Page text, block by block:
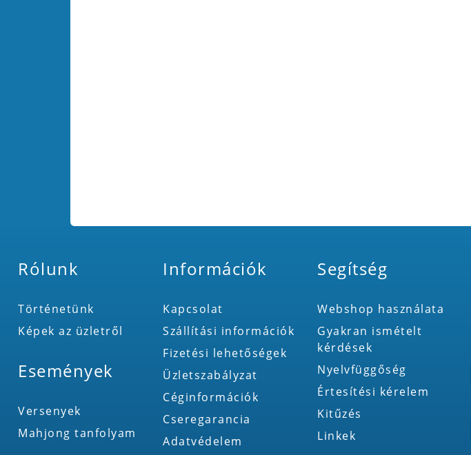
Rólunk
Történetünk
Képek az üzletről
Események
Versenyek
Mahjong tanfolyam
Információk
Kapcsolat
Szállítási információk
Fizetési lehetőségek
Üzletszabályzat
Céginformációk
Cseregarancia
Adatvédelem
Segítség
Webshop használata
Gyakran ismételt
kérdések
Nyelvfüggőség
Értesítési kérelem
Kitűzés
Linkek